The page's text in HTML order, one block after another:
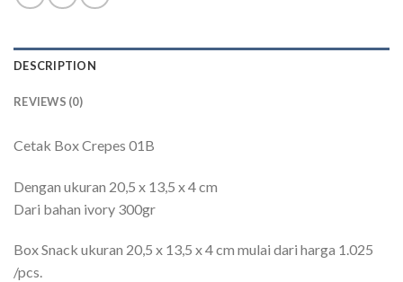
DESCRIPTION
REVIEWS (0)
Cetak Box Crepes 01B
Dengan ukuran 20,5 x 13,5 x 4 cm
Dari bahan ivory 300gr
Box Snack ukuran 20,5 x 13,5 x 4 cm mulai dari harga 1.025
/pcs.